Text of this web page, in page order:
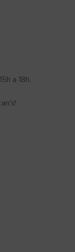
a 18h.